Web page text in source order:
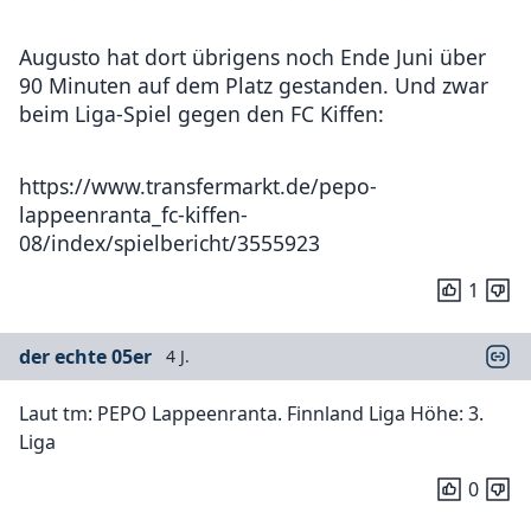
Augusto hat dort übrigens noch Ende Juni über
90 Minuten auf dem Platz gestanden. Und zwar
beim Liga-Spiel gegen den FC Kiffen:
https://www.transfermarkt.de/pepo-
lappeenranta_fc-kiffen-
08/index/spielbericht/3555923
1
der echte 05er 4 J.
Laut tm: PEPO Lappeenranta. Finnland Liga Höhe: 3.
Liga
0